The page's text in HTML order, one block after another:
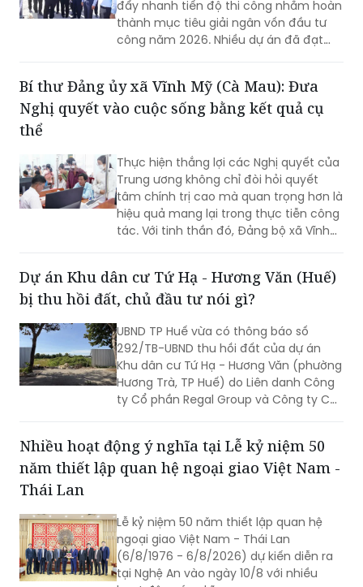
đẩy nhanh tiến độ thi công nhằm hoàn
thành mục tiêu giải ngân vốn đầu tư
công năm 2026. Nhiều dự án đã đạt
giải phóng mặt bằng vẫn là "nút thắt"
cần sớm tháo gỡ để bảo đảm tiến độ
Bí thư Đảng ủy xã Vĩnh Mỹ (Cà Mau): Đưa
Nghị quyết vào cuộc sống bằng kết quả cụ
thể
Thực hiện thắng lợi các Nghị quyết của
Trung ương không chỉ đòi hỏi quyết
tâm chính trị cao mà quan trọng hơn là
hiệu quả mang lại trong thực tiễn công
tác. Với tinh thần đó, Đảng bộ xã Vĩnh
đội ngũ cán bộ đủ phẩm chất, năng
lực, trách nhiệm, đưa các chủ trương
chuyển biến rõ nét trong phát triển kinh
tế - xã hội và nâng cao đời sống Nhân
dân.
Dự án Khu dân cư Tứ Hạ - Hương Văn (Huế)
bị thu hồi đất, chủ đầu tư nói gì?
UBND TP Huế vừa có thông báo số
292/TB-UBND thu hồi đất của dự án
Khu dân cư Tứ Hạ - Hương Văn (phường
Hương Trà, TP Huế) do Liên danh Công
ty Cổ phần Regal Group và Công ty Cổ
Nhiều hoạt động ý nghĩa tại Lễ kỷ niệm 50
năm thiết lập quan hệ ngoại giao Việt Nam -
Thái Lan
Lễ kỷ niệm 50 năm thiết lập quan hệ
ngoại giao Việt Nam - Thái Lan
(6/8/1976 - 6/8/2026) dự kiến diễn ra
tại Nghệ An vào ngày 10/8 với nhiều